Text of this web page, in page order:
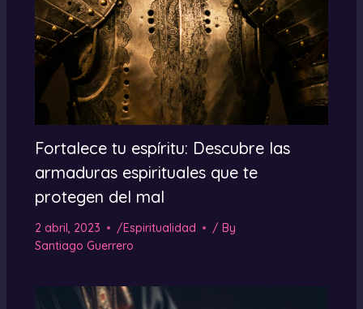
Fortalece tu espíritu: Descubre las
armaduras espirituales que te
protegen del mal
2 abril, 2023 /Espiritualidad
/ By
Santiago Guerrero